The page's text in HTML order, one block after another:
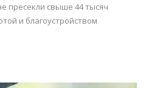
пресекли свыше 44 тысяч
и благоустройством